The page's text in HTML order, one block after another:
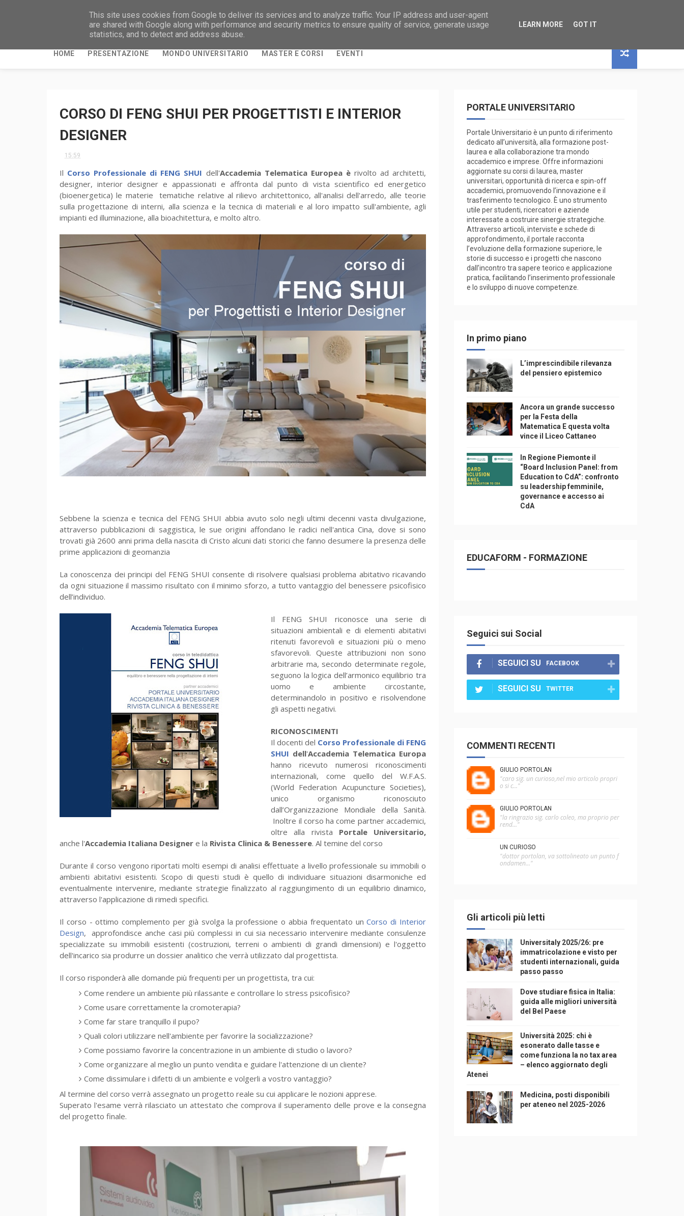
NOTIZIE DAL MONDO UNIVERSITARIO E DALLA RICERCA
HOME PRESENTAZIONE MONDO UNIVERSITARIO MASTER E CORSI EVENTI
CORSO DI FENG SHUI PER PROGETTISTI E INTERIOR
DESIGNER
15:59
Il Corso Professionale di FENG SHUI dell'Accademia Telematica Europea è rivolto ad architetti,
designer, interior designer e appassionati e affronta dal punto di vista scientifico ed energetico
(bioenergetica) le materie tematiche relative al rilievo architettonico, all'analisi dell'arredo, alle teorie
sulla progettazione di interni, alla scienza e la tecnica di materiali e al loro impatto sull'ambiente, agli
impianti ed illuminazione, alla bioachitettura, e molto altro.
Sebbene la scienza e tecnica del FENG SHUI abbia avuto solo negli ultimi decenni vasta divulgazione,
attraverso pubblicazioni di saggistica, le sue origini affondano le radici nell'antica Cina, dove si sono
trovati già 2600 anni prima della nascita di Cristo alcuni dati storici che fanno desumere la presenza delle
prime applicazioni di geomanzia
La conoscenza dei principi del FENG SHUI consente di risolvere qualsiasi problema abitativo ricavando
da ogni situazione il massimo risultato con il minimo sforzo, a tutto vantaggio del benessere psicofisico
dell’individuo.
Il FENG SHUI riconosce una serie di
situazioni ambientali e di elementi abitativi
ritenuti favorevoli e situazioni più o meno
sfavorevoli. Queste attribuzioni non sono
arbitrarie ma, secondo determinate regole,
seguono la logica dell’armonico equilibrio tra
uomo e ambiente circostante,
determinandolo in positivo e risolvendone
gli aspetti negativi.
RICONOSCIMENTI
Il docenti del Corso Professionale di FENG
SHUI dell'Accademia Telematica Europa
hanno ricevuto numerosi riconoscimenti
internazionali, come quello del W.F.A.S.
(World Federation Acupuncture Societies),
unico organismo riconosciuto
dall’Organizzazione Mondiale della Sanità.
Inoltre il corso ha come partner accademici,
oltre alla rivista Portale Universitario,
anche l'Accademia Italiana Designer e la Rivista Clinica & Benessere. Al temine del corso
Durante il corso vengono riportati molti esempi di analisi effettuate a livello professionale su immobili o
ambienti abitativi esistenti. Scopo di questi studi è quello di individuare situazioni disarmoniche ed
eventualmente intervenire, mediante strategie finalizzato al raggiungimento di un equilibrio dinamico,
attraverso l'applicazione di rimedi specifici.
Il corso - ottimo complemento per già svolga la professione o abbia frequentato unCorso di Interior
Design, approfondisce anche casi più complessi in cui sia necessario intervenire mediante consulenze
specializzate su immobili esistenti (costruzioni, terreni o ambienti di grandi dimensioni) e l'oggetto
dell'incarico sia produrre un dossier analitico che verrà utilizzato dal progettista.
Il corso risponderà alle domande più frequenti per un progettista, tra cui:
Come rendere un ambiente più rilassante e controllare lo stress psicofisico?
Come usare correttamente la cromoterapia?
Come far stare tranquillo il pupo?
Quali colori utilizzare nell'ambiente per favorire la socializzazione?
Come possiamo favorire la concentrazione in un ambiente di studio o lavoro?
Come organizzare al meglio un punto vendita e guidare l'attenzione di un cliente?
Come dissimulare i difetti di un ambiente e volgerli a vostro vantaggio?
Al termine del corso verrà assegnato un progetto reale su cui applicare le nozioni apprese.
Superato l'esame verrà rilasciato un attestato che comprova il superamento delle prove e la consegna
del progetto finale.
PORTALE UNIVERSITARIO
Portale Universitario è un punto di riferimento
dedicato all’università, alla formazione post-
laurea e alla collaborazione tra mondo
accademico e imprese. Offre informazioni
aggiornate su corsi di laurea, master
universitari, opportunità di ricerca e spin-off
accademici, promuovendo l’innovazione e il
trasferimento tecnologico. È uno strumento
utile per studenti, ricercatori e aziende
interessate a costruire sinergie strategiche.
Attraverso articoli, interviste e schede di
approfondimento, il portale racconta
l’evoluzione della formazione superiore, le
storie di successo e i progetti che nascono
dall’incontro tra sapere teorico e applicazione
pratica, facilitando l’inserimento professionale
e lo sviluppo di nuove competenze.
In primo piano
L’imprescindibile rilevanza
del pensiero epistemico
Ancora un grande successo
per la Festa della
Matematica E questa volta
vince il Liceo Cattaneo
In Regione Piemonte il
“Board Inclusion Panel: from
Education to CdA”: confronto
su leadership femminile,
governance e accesso ai
CdA
EDUCAFORM - FORMAZIONE
Seguici sui Social
SEGUICI SU FACEBOOK
SEGUICI SU TWITTER
COMMENTI RECENTI
GIULIO PORTOLAN
"caro sig. un curioso,nel mio articolo propri
o si c..."
GIULIO PORTOLAN
"la ringrazio sig. carlo coleo, ma proprio per
rend..."
UN CURIOSO
"dottor portolan, va sottolineato un punto f
ondamen..."
Gli articoli più letti
Universitaly 2025/26: pre
immatricolazione e visto per
studenti internazionali, guida
passo passo
Dove studiare fisica in Italia:
guida alle migliori università
del Bel Paese
Università 2025: chi è
esonerato dalle tasse e
come funziona la no tax area
– elenco aggiornato degli
Atenei
Medicina, posti disponibili
per ateneo nel 2025-2026
This site uses cookies from Google to deliver its services and to analyze traffic. Your IP address and user-agent
are shared with Google along with performance and security metrics to ensure quality of service, generate usage
statistics, and to detect and address abuse.
LEARN MORE GOT IT